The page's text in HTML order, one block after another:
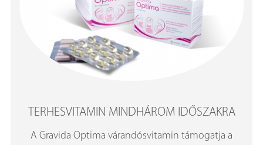
TERHESVITAMIN MINDHÁROM IDŐSZAKRA
A Gravida Optima várandósvitamin támogatja a